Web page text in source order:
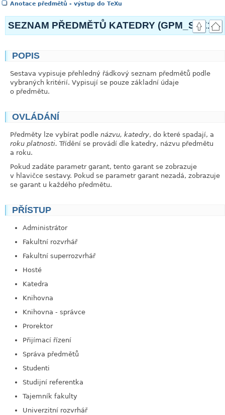
Anotace předmětů - výstup do TeXu
SEZNAM PŘEDMĚTŮ KATEDRY (GPM_SEZ1)
POPIS
Sestava vypisuje přehledný řádkový seznam předmětů podle
vybraných kritérií. Vypisují se pouze základní údaje
o předmětu.
OVLÁDÁNÍ
Předměty lze vybírat podle názvu, katedry, do které spadají, a
roku platnosti. Třídění se provádí dle katedry, názvu předmětu
a roku.
Pokud zadáte parametr garant, tento garant se zobrazuje
v hlavičce sestavy. Pokud se parametr garant nezadá, zobrazuje
se garant u každého předmětu.
PŘÍSTUP
Administrátor
Fakultní rozvrhář
Fakultní superrozvrhář
Hosté
Katedra
Knihovna
Knihovna - správce
Prorektor
Přijímací řízení
Správa předmětů
Studenti
Studijní referentka
Tajemník fakulty
Univerzitní rozvrhář